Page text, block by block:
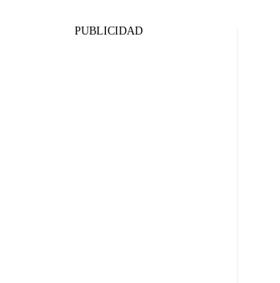
PUBLICIDAD